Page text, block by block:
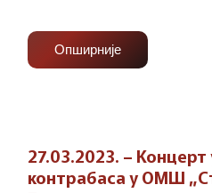
Опширније
27.03.2023. – Концерт
контрабаса у ОМШ